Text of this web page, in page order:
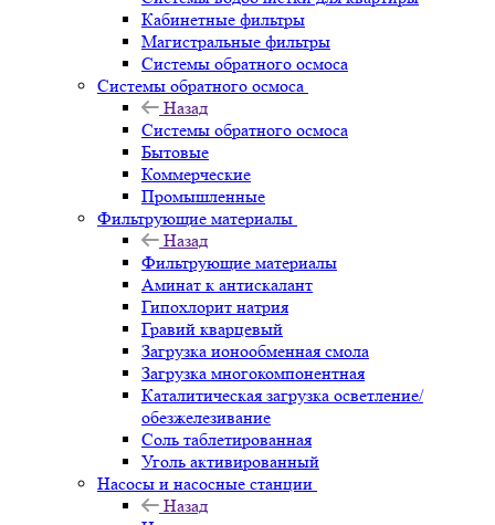
Кабинетные фильтры
Магистральные фильтры
Системы обратного осмоса
Системы обратного осмоса
Назад
Системы обратного осмоса
Бытовые
Коммерческие
Промышленные
Фильтрующие материалы
Назад
Фильтрующие материалы
Аминат к антискалант
Гипохлорит натрия
Гравий кварцевый
Загрузка ионообменная смола
Загрузка многокомпонентная
Каталитическая загрузка осветление/
обезжелезивание
Соль таблетированная
Уголь активированный
Насосы и насосные станции
Назад